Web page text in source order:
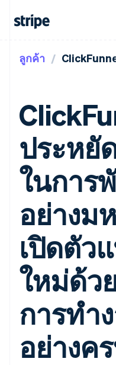
การชำระเงิน
การชำระเงิน
ออนไลน์
Payment links
การชำระเงิน
แบบไม่ต้อง
เขียนโค้ด
Checkout
UI การชำระ
เงินสำเร็จรูป
Elements
องค์ประกอบ UI
ที่ยืดหยุ่น
วิธีการชำระ
เงิน
เข้าถึงได้
มากกว่า 125
รายการ
Authorization
Boost
ยอมรับการ
ชำระเงิน
Link
การชำระเงินที่
รวดเร็วขึ้น
ร
แ
ห
ก
เ
ใ
ก
ต
ก
ต
ค
คิ
อั
ร
อั
ท
ร
ตามขั้น
ตามกร
การค้า
อีคอมเ
บริการ
การทำ
การเงิน
การชำ
มาร์เก็
แพลตฟ
SaaS
บริษัท
เอกสาร
ไลบรารี
Stripe
รับการ
สำเร็จ
สร้างแ
จัดการ
รอบบิล
การใช้
ออกบัต
รองรับ
จัดเตรี
บริการ
เรียนรู้
คู่มือ
การสนั
รับการ
แพ็กเก
บริการ
บริษัท
แผนง
การปร
ตำแหน่
ห้องข่าว
ลูกค้า
ประหยั
ในการ
อย่างม
เปิดตัว
ใหม่ด้ว
การทำ
อย่างค